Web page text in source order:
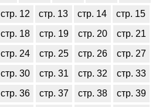
стр. 12 стр. 13 стр. 14
стр. 15
стр. 18 стр. 19 стр. 20
стр. 21
стр. 24 стр. 25 стр. 26
стр. 27
стр. 30 стр. 31 стр. 32
стр. 33
стр. 36 стр. 37 стр. 38
стр. 39